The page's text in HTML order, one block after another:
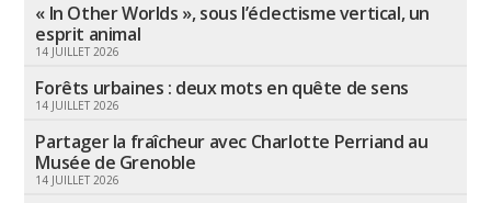
« In Other Worlds », sous l’éclectisme vertical, un
esprit animal
14 JUILLET 2026
Forêts urbaines : deux mots en quête de sens
14 JUILLET 2026
Partager la fraîcheur avec Charlotte Perriand au
Musée de Grenoble
14 JUILLET 2026